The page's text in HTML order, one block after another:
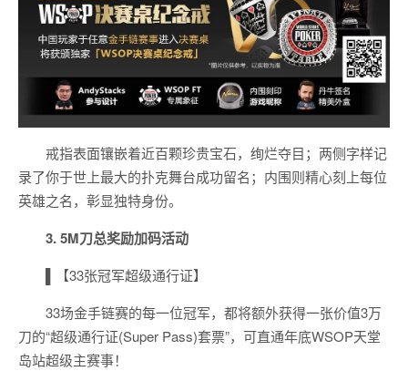
戒指表面镶嵌着近百颗珍贵宝石，绚烂夺目；两侧字样记
录了你于世上最大的扑克舞台成功留名；内围则精心刻上每位
英雄之名，彰显独特身份。
3. 5M刀总奖励加码活动
▌【33张冠军超级通行证】
33场金手链赛的每一位冠军，都将额外获得一张价值3万
刀的“超级通行证(Super Pass)套票”，可直通年底WSOP天堂
岛站超级主赛事！